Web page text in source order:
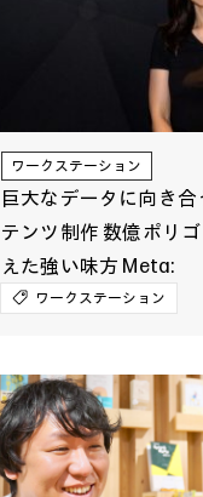
プ
ワークステーション
巨大なデータに向き合
テンツ制作 数億ポリ
えた強い味方 Meta:
ワークステーション